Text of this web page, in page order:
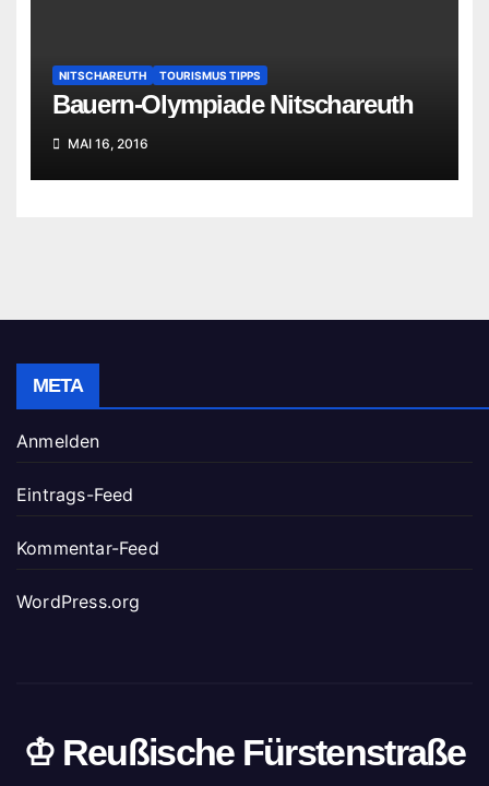
NITSCHAREUTH TOURISMUS TIPPS
Bauern-Olympiade Nitschareuth
MAI 16, 2016
META
Anmelden
Eintrags-Feed
Kommentar-Feed
WordPress.org
♔ Reußische Fürstenstraße